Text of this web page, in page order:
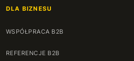
DLA BIZNESU
WSPÓŁPRACA B2B
REFERENCJE B2B